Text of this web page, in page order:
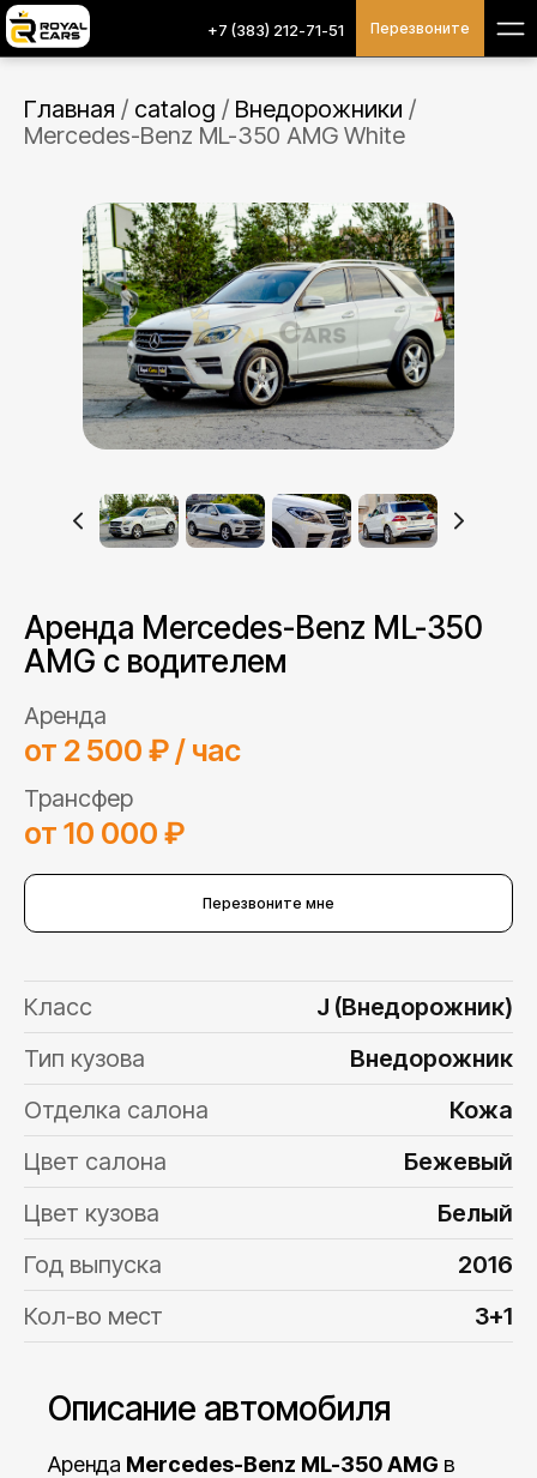
+7 (383) 212-71-51 Перезвоните
Главная / catalog / Внедорожники /
Mercedes-Benz ML-350 AMG White
Аренда Mercedes-Benz ML-350
AMG с водителем
Аренда
от 2 500 ₽ / час
Трансфер
от 10 000 ₽
Перезвоните мне
Класс
J (Внедорожник)
Тип кузова
Внедорожник
Отделка салона
Кожа
Цвет салона
Бежевый
Цвет кузова
Белый
Год выпуска
2016
Кол-во мест
3+1
Описание автомобиля
Аренда Mercedes-Benz ML-350 AMG в